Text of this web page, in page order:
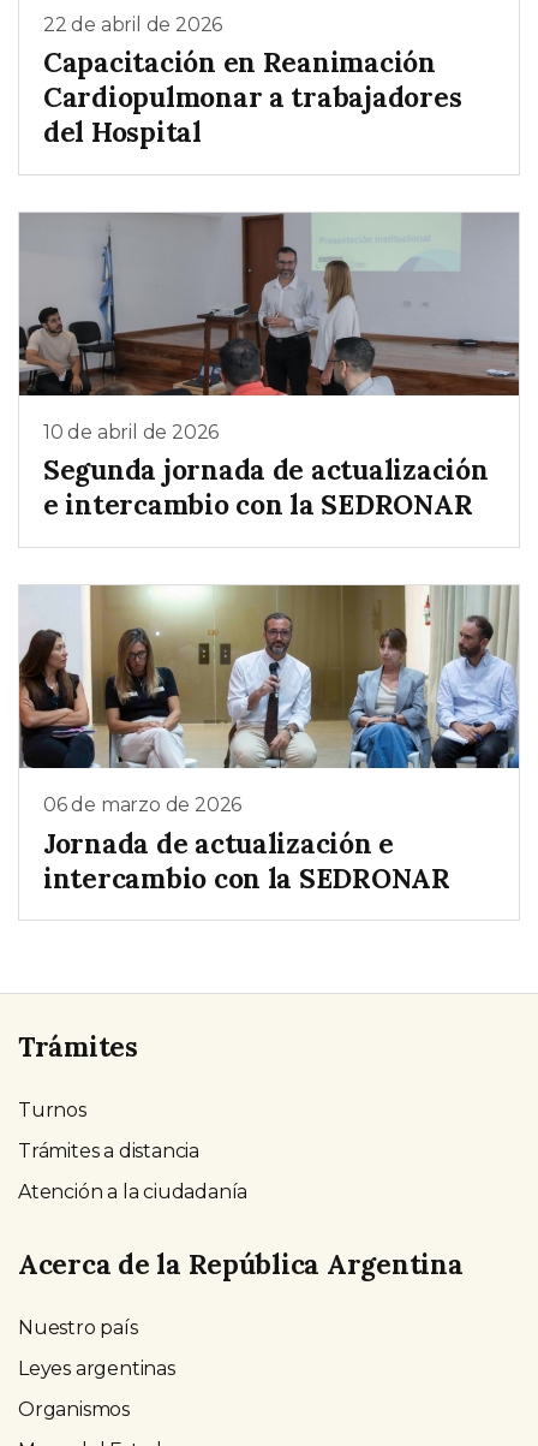
22 de abril de 2026
Capacitación en Reanimación
Cardiopulmonar a trabajadores
del Hospital
10 de abril de 2026
Segunda jornada de actualización
e intercambio con la SEDRONAR
06 de marzo de 2026
Jornada de actualización e
intercambio con la SEDRONAR
Trámites
Turnos
Trámites a distancia
Atención a la ciudadanía
Acerca de la República Argentina
Nuestro país
Leyes argentinas
Organismos